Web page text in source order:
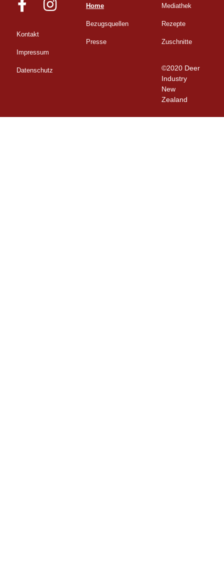
Kontakt
Impressum
Datenschutz
Home
Bezugsquellen
Presse
Mediathek
Rezepte
Zuschnitte
©2020 Deer
Industry
New
Zealand